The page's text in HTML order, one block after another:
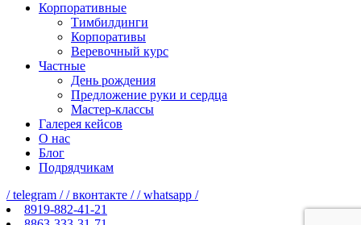
Корпоративные
Тимбилдинги
Корпоративы
Веревочный курс
Частные
День рождения
Предложение руки и сердца
Мастер-классы
Галерея кейсов
О нас
Блог
Подрядчикам
/ telegram // вконтакте // whatsapp /
8919-882-41-21